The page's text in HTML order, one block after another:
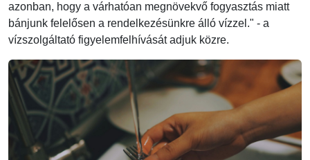
azonban, hogy a várhatóan megnövekvő fogyasztás miatt
bánjunk felelősen a rendelkezésünkre álló vízzel." - a
vízszolgáltató figyelemfelhívását adjuk közre.